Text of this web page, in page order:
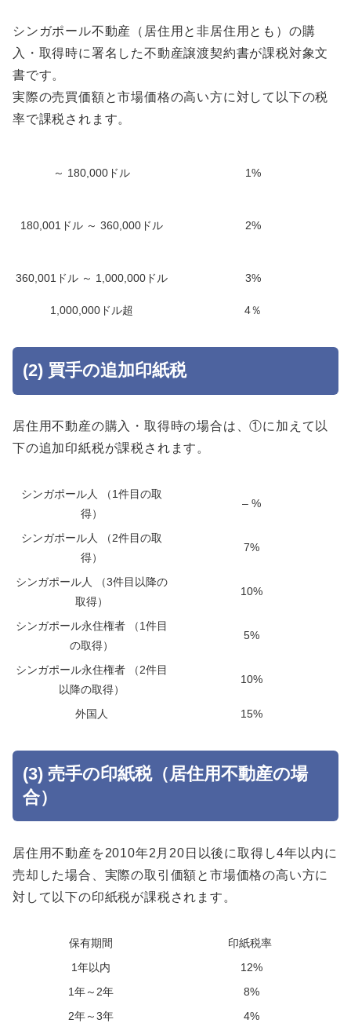
シンガポール不動産（居住用と非居住用とも）の購
入・取得時に署名した不動産譲渡契約書が課税対象文
書です。
実際の売買価額と市場価格の高い方に対して以下の税
率で課税されます。
～ 180,000ドル 1%
180,001ドル ～ 360,000ドル 2%
360,001ドル ～ 1,000,000ドル 3%
1,000,000ドル超 4％
(2) 買手の追加印紙税
居住用不動産の購入・取得時の場合は、①に加えて以
下の追加印紙税が課税されます。
シンガポール人 （1件目の取
得）
– %
シンガポール人 （2件目の取
得）
7%
シンガポール人 （3件目以降の
取得）
10%
シンガポール永住権者 （1件目
の取得）
5%
シンガポール永住権者 （2件目
以降の取得）
10%
外国人 15%
(3) 売手の印紙税（居住用不動産の場
合）
居住用不動産を2010年2月20日以後に取得し4年以内に
売却した場合、実際の取引価額と市場価格の高い方に
対して以下の印紙税が課税されます。
保有期間
印紙税率
1年以内
12%
1年～2年
8%
2年～3年
4%